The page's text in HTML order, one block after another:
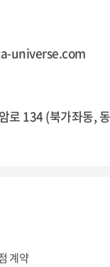
universe.com
로 134 (북가좌동,
계약